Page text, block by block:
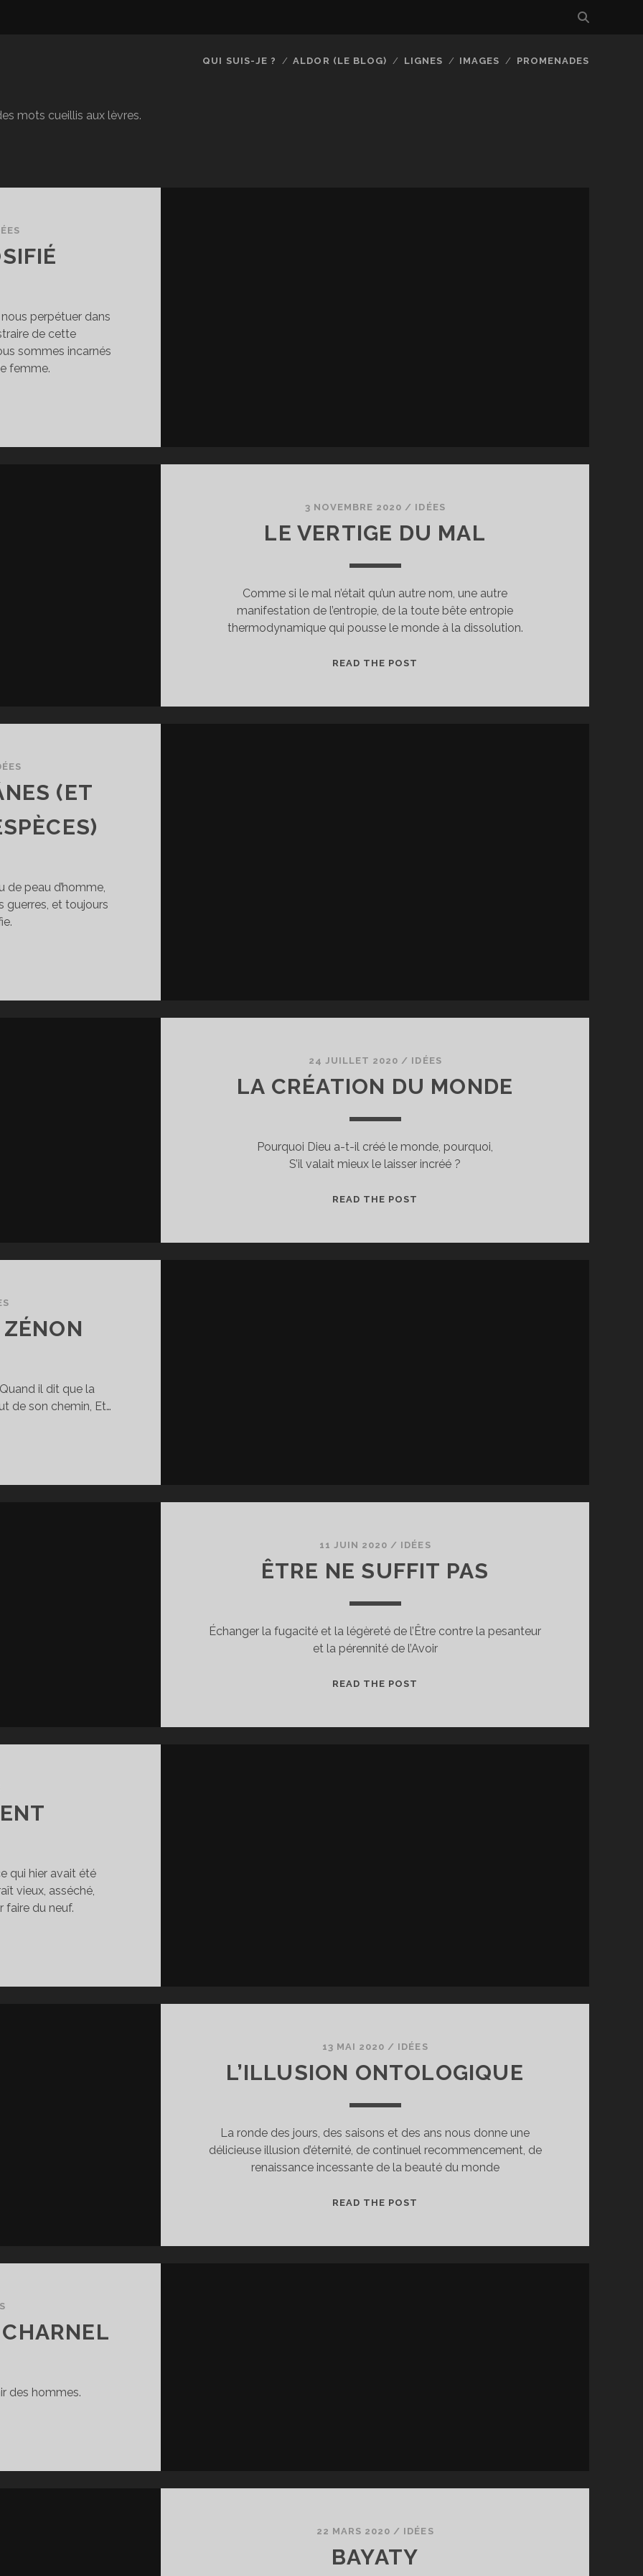
mots cueillis aux lèvres.
QUI SUIS-JE ? ALDOR (LE BLOG) LIGNES IMAGES PROMENADES
perpétuer dans
de cette
sommes incarnés
femme.
3 NOVEMBRE 2020 / IDÉES
LE VERTIGE DU MAL
Comme si le mal n’était qu’un autre nom, une autre
manifestation de l’entropie, de la toute bête entropie
thermodynamique qui pousse le monde à la dissolution.
READ THE POST
(ET
de peau d’homme,
guerres, et toujours
24 JUILLET 2020 / IDÉES
LA CRÉATION DU MONDE
Pourquoi Dieu a-t-il créé le monde, pourquoi,
S’il valait mieux le laisser incréé ?
READ THE POST
il dit que la
de son chemin, Et…
11 JUIN 2020 / IDÉES
ÊTRE NE SUFFIT PAS
Échanger la fugacité et la légèreté de l’Être contre la pesanteur
et la pérennité de l’Avoir
READ THE POST
qui hier avait été
vieux, asséché,
faire du neuf.
13 MAI 2020 / IDÉES
L’ILLUSION ONTOLOGIQUE
La ronde des jours, des saisons et des ans nous donne une
délicieuse illusion d’éternité, de continuel recommencement, de
renaissance incessante de la beauté du monde
READ THE POST
des hommes.
22 MARS 2020 / IDÉES
BAYATY